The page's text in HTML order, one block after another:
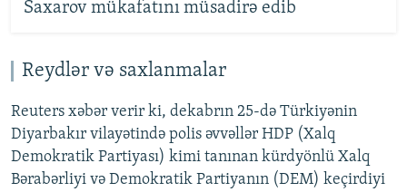
Saxarov mükafatını müsadirə edib
Reydlər və saxlanmalar
Reuters xəbər verir ki, dekabrın 25-də Türkiyənin
Diyarbakır vilayətində polis əvvəllər HDP (Xalq
Demokratik Partiyası) kimi tanınan kürdyönlü Xalq
Bərabərliyi və Demokratik Partiyanın (DEM) keçirdiyi